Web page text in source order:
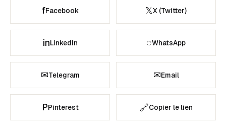
fFacebook 𝕏X (Twitter)
inLinkedIn ◌WhatsApp
✉Telegram ✉Email
PPinterest 🔗Copier le lien